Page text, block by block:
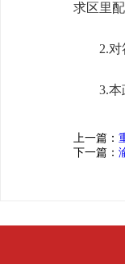
求区里
2.对
3.本
上一篇：
下一篇：